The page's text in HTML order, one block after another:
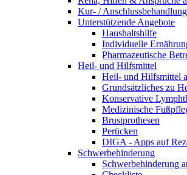
Kur- / Anschlussbehandlung
Unterstützende Angebote
Haushaltshilfe
Individuelle
Pharmazeutische
Heil- und Hilfsmittel
Heil- und Hilfsmittel
Grundsätzliches zu
Konservative
Medizinische
Brustprothesen
Perücken
DIGA - Apps auf
Schwerbehinderung
Schwerbehinderung